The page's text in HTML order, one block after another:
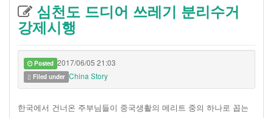
심천도 드디어 쓰레기 분리수거
강제시행
Posted 2017/06/05 21:03
Filed under China Story
한국에서 건너온 주부님들이 중국생활의 메리트 중의 하나로 꼽는